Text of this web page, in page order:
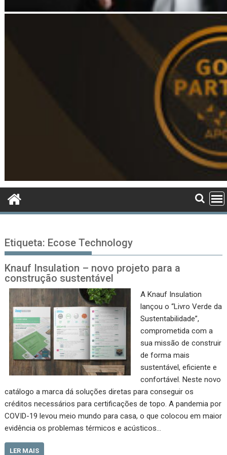
Etiqueta: Ecose Technology
Knauf Insulation – novo projeto para a
construção sustentável
A Knauf Insulation
lançou o “Livro Verde da
Sustentabilidade”,
comprometida com a
sua missão de construir
de forma mais
sustentável, eficiente e
confortável. Neste novo
catálogo a marca dá soluções diretas para conseguir os
créditos necessários para certificações de topo. A pandemia por
COVID-19 levou meio mundo para casa, o que colocou em maior
evidência os problemas térmicos e acústicos…
LER MAIS